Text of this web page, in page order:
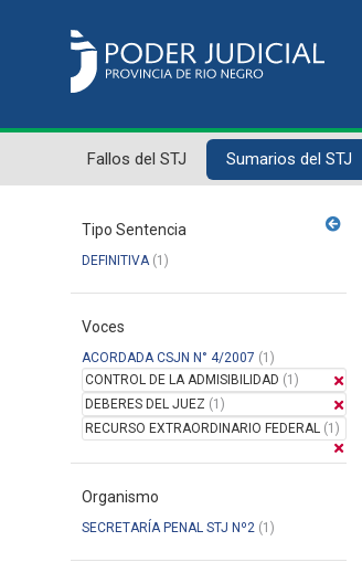
Fallos del STJ Sumarios del STJ
Tipo Sentencia
DEFINITIVA(1)
Voces
ACORDADA CSJN N° 4/2007 (1)
CONTROL DE LA ADMISIBILIDAD (1)
DEBERES DEL JUEZ (1)
RECURSO EXTRAORDINARIO FEDERAL (1)
Organismo
SECRETARÍA PENAL STJ Nº2 (1)